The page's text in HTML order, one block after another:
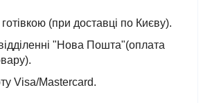
(при доставці по Києву).
"Нова Пошта"(оплата
Visa/Mastercard.